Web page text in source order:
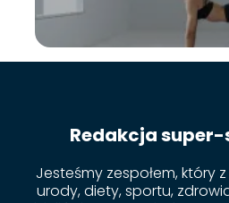
Redakcja
Jesteśmy zespołem, który
urody, diety, sportu,